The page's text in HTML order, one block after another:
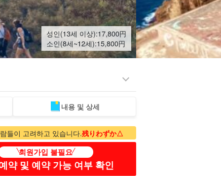
성인(13세 이상):17,800円
소인(8세~12세):15,800円
일본인 가이드
동행 투어
하와이 섬 투어
내용 및 상세
들이 고려하고 있습니다.残りわずか△
회원가입 불필요
약 및 예약 가능 여부 확인